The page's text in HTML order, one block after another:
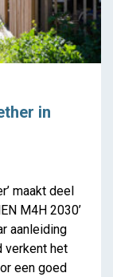
Apart
in
maakt deel
M4H 2030’
aanleiding
verkent het
een goed